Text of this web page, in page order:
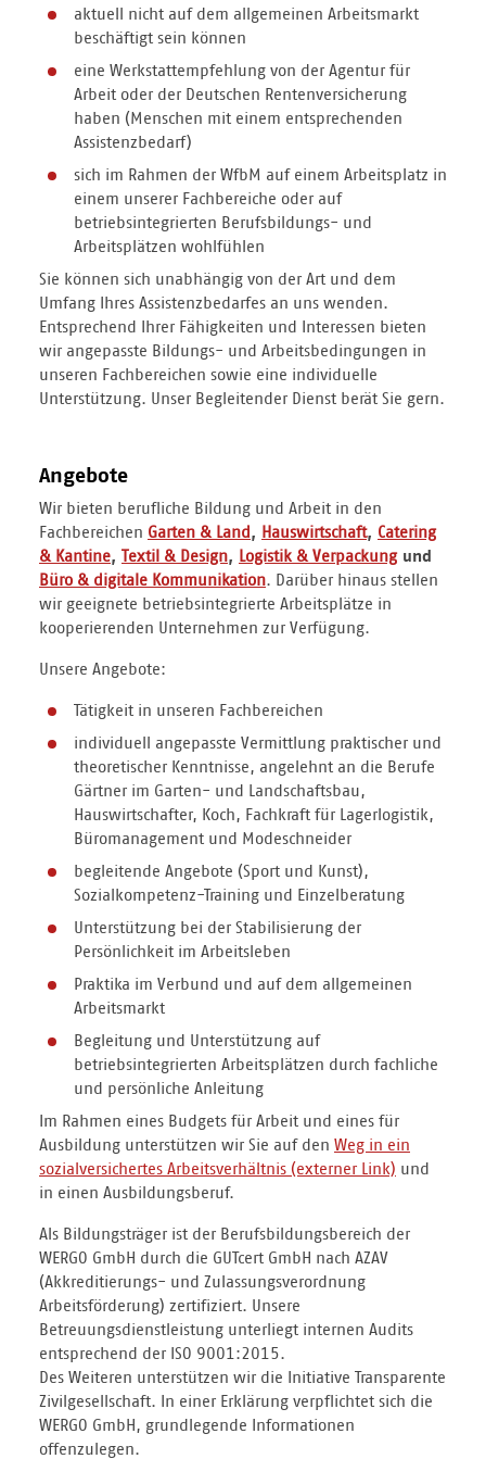
aktuell nicht auf dem allgemeinen Arbeitsmarkt
beschäftigt sein können
eine Werkstattempfehlung von der Agentur für
Arbeit oder der Deutschen Rentenversicherung
haben (Menschen mit einem entsprechenden
Assistenzbedarf)
sich im Rahmen der WfbM auf einem Arbeitsplatz in
einem unserer Fachbereiche oder auf
betriebsintegrierten Berufsbildungs- und
Arbeitsplätzen wohlfühlen
Sie können sich unabhängig von der Art und dem
Umfang Ihres Assistenzbedarfes an uns wenden.
Entsprechend Ihrer Fähigkeiten und Interessen bieten
wir angepasste Bildungs- und Arbeitsbedingungen in
unseren Fachbereichen sowie eine individuelle
Unterstützung. Unser Begleitender Dienst berät Sie gern.
Angebote
Wir bieten berufliche Bildung und Arbeit in den
Fachbereichen Garten & Land, Hauswirtschaft, Catering
& Kantine, Textil & Design, Logistik & Verpackungund
Büro & digitale Kommunikation. Darüber hinaus stellen
wir geeignete betriebsintegrierte Arbeitsplätze in
kooperierenden Unternehmen zur Verfügung.
Unsere Angebote:
Tätigkeit in unseren Fachbereichen
individuell angepasste Vermittlung praktischer und
theoretischer Kenntnisse, angelehnt an die Berufe
Gärtner im Garten- und Landschaftsbau,
Hauswirtschafter, Koch, Fachkraft für Lagerlogistik,
Büromanagement und Modeschneider
begleitende Angebote (Sport und Kunst),
Sozialkompetenz-Training und Einzelberatung
Unterstützung bei der Stabilisierung der
Persönlichkeit im Arbeitsleben
Praktika im Verbund und auf dem allgemeinen
Arbeitsmarkt
Begleitung und Unterstützung auf
betriebsintegrierten Arbeitsplätzen durch fachliche
und persönliche Anleitung
Im Rahmen eines Budgets für Arbeit und eines für
Ausbildung unterstützen wir Sie auf den Weg in ein
sozialversichertes Arbeitsverhältnis
und
in einen Ausbildungsberuf.
Als Bildungsträger ist der Berufsbildungsbereich der
WERGO GmbH durch die GUTcert GmbH nach AZAV
(Akkreditierungs- und Zulassungsverordnung
Arbeitsförderung) zertifiziert. Unsere
Betreuungsdienstleistung unterliegt internen Audits
entsprechend der ISO 9001:2015.
Des Weiteren unterstützen wir die Initiative Transparente
Zivilgesellschaft. In einer Erklärung verpflichtet sich die
WERGO GmbH, grundlegende Informationen
offenzulegen.